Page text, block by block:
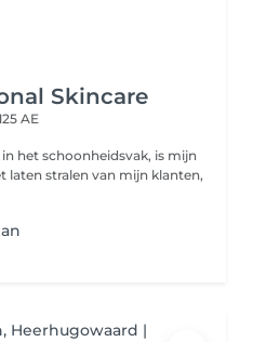
Skincare
AE
het schoonheidsvak, is mijn
laten stralen van mijn klanten,